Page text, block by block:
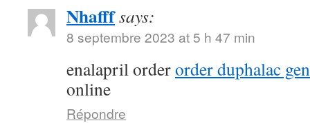
Nhafffsays:
8 septembre 2023 at 5 h 47 min
enalapril orderorder duphalac
online
Répondre